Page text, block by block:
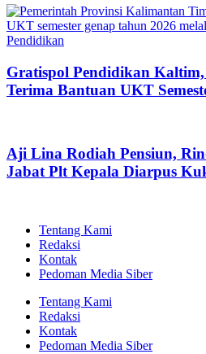
Gratispol Pendidikan
Terima Bantuan UKT
Aji Lina Rodiah Pensiun,
Jabat Plt Kepala Diarpus
Tentang Kami
Redaksi
Kontak
Pedoman Media Siber
Tentang Kami
Redaksi
Kontak
Pedoman Media Siber